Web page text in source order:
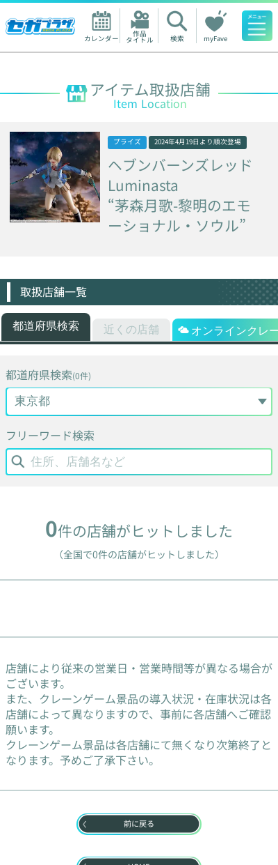
カレンダー 作品
タイトル 検索 myFave
人気ワード
アイテム取扱店舗
Item Location
プライズ 2024年4月19日 より順次登場
ヘブンバーンズレッド
Luminasta
“茅森月歌-黎明のエモ
ーショナル・ソウル”
取扱店舗一覧
都道府県検索 近くの店舗 オンラインクレー
都道府県検索(0件)
フリーワード検索
0件の店舗がヒットしました
（全国で0件の店舗がヒットしました）
店舗により従来の営業日・営業時間等が異なる場合が
ございます。
また、クレーンゲーム景品の導入状況・在庫状況は各
店舗によって異なりますので、事前に各店舗へご確認
願います。
クレーンゲーム景品は各店舗にて無くなり次第終了と
なります。予めご了承下さい。
前に戻る